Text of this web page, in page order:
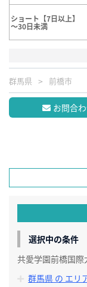
ショート【7日以上】
～30日未満
群馬県 前橋市
お問合
選択中の条件
共愛学園前橋国
群馬県 の エリ